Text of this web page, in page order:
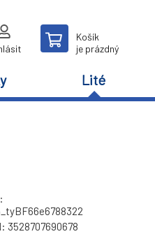
Košík
je prázdný
Lité
3528707690678